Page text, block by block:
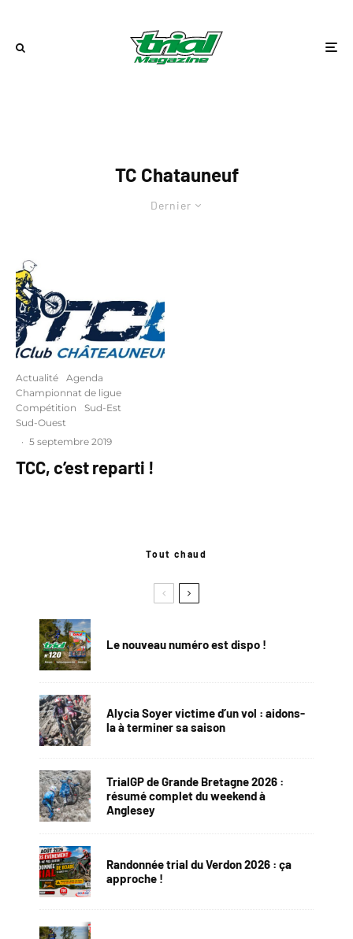
TC Chatauneuf
Dernier
Actualité
Agenda
Championnat de ligue
Compétition
Sud-Est
Sud-Ouest
· 5 septembre 2019
TCC, c’est reparti !
Tout chaud
Le nouveau numéro est dispo !
Alycia Soyer victime d’un vol : aidons-
la à terminer sa saison
TrialGP de Grande Bretagne 2026 :
résumé complet du weekend à
Anglesey
Randonnée trial du Verdon 2026 : ça
approche !